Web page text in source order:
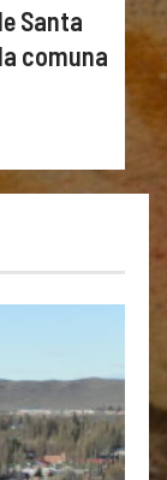
Santa
comuna